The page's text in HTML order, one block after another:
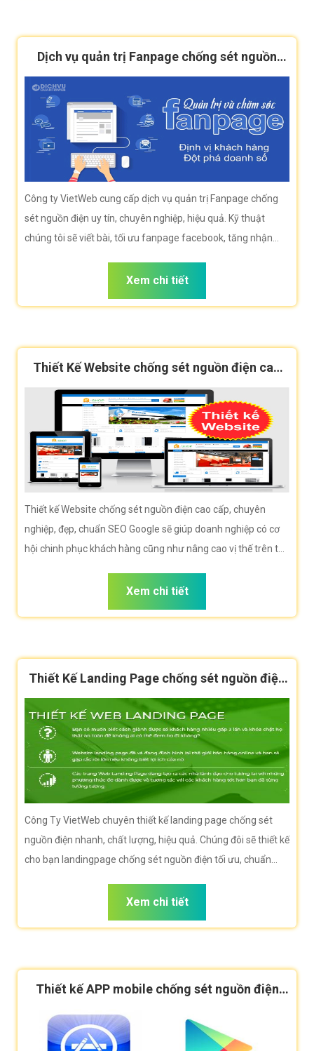
Dịch vụ quản trị Fanpage chống sét nguồn
Công ty VietWeb cung cấp dịch vụ quản trị Fanpage chống
sét nguồn điện uy tín, chuyên nghiệp, hiệu quả. Kỹ thuật
chúng tôi sẽ viết bài, tối ưu fanpage facebook, tăng nhận
Xem chi tiết
Thiết Kế Website chống sét nguồn điện cao
cấp, chuẩn SEO
Thiết kế Website chống sét nguồn điện cao cấp, chuyên
nghiệp, đẹp, chuẩn SEO Google sẽ giúp doanh nghiệp có cơ
hội chinh phục khách hàng cũng như nâng cao vị thế trên thị
Xem chi tiết
Thiết Kế Landing Page chống sét nguồn điện
hiệu quả
Công Ty VietWeb chuyên thiết kế landing page chống sét
nguồn điện nhanh, chất lượng, hiệu quả. Chúng đôi sẽ thiết kế
cho bạn landingpage chống sét nguồn điện tối ưu, chuẩn
Xem chi tiết
Thiết kế APP mobile chống sét nguồn điện